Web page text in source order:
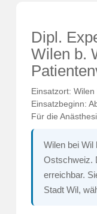
Dipl.
Wilen b.
Einsatzort:
Einsatzbeginn:
Für die
Wilen bei Wil
Ostschweiz.
erreichbar.
Stadt Wil,